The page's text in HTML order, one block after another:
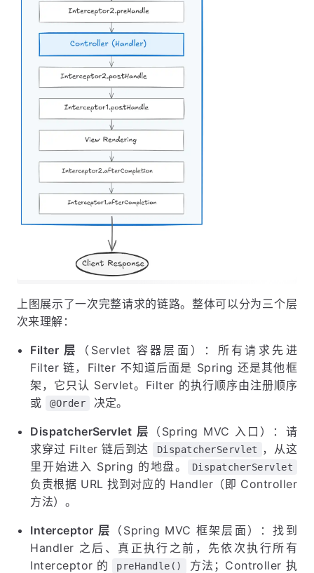
上图展示了一次完整请求的链路。整体可以分为三个层
次来理解：
Filter 层
（Servlet 容器层面）：所有请求先进
Filter 链，Filter 不知道后面是 Spring 还是其他框
架，它只认 Servlet。Filter 的执行顺序由注册顺序
或
@Order 决定。
DispatcherServlet 层 （Spring MVC 入口）：请
求穿过 Filter 链后到达
DispatcherServlet
，从这
里开始进入 Spring 的地盘。
DispatcherServlet
负责根据 URL 找到对应的 Handler（即 Controller
方法）。
Interceptor 层 （Spring MVC 框架层面）：找到
Handler 之后、真正执行之前，先依次执行所有
Interceptor 的
preHandle()
方法；Controller 执